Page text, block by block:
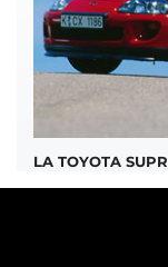
LA TOYOTA